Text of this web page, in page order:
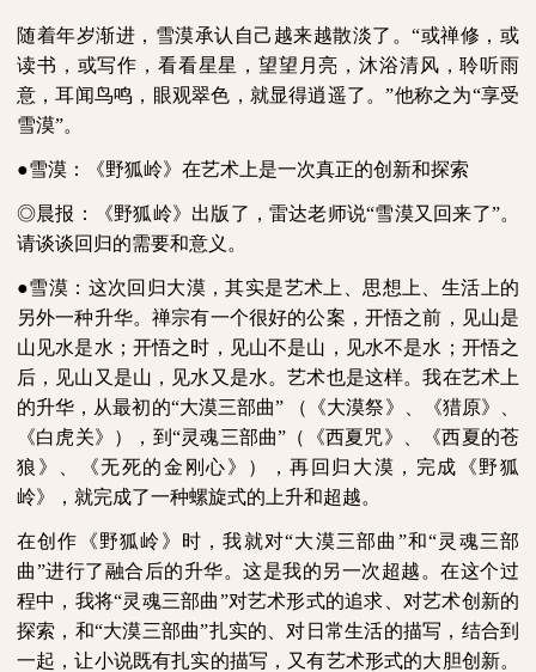
随着年岁渐进，雪漠承认自己越来越散淡了。“或禅修，或
读书，或写作，看看星星，望望月亮，沐浴清风，聆听雨
意，耳闻鸟鸣，眼观翠色，就显得逍遥了。”他称之为“享受
雪漠”。
●雪漠：《野狐岭》在艺术上是一次真正的创新和探索
◎晨报：《野狐岭》出版了，雷达老师说“雪漠又回来了”。
请谈谈回归的需要和意义。
●雪漠：这次回归大漠，其实是艺术上、思想上、生活上的
另外一种升华。禅宗有一个很好的公案，开悟之前，见山是
山见水是水；开悟之时，见山不是山，见水不是水；开悟之
后，见山又是山，见水又是水。艺术也是这样。我在艺术上
的升华，从最初的“大漠三部曲”
（《大漠祭》、《猎原》、
《白虎关》），到“灵魂三部曲”（《西夏咒》、《西夏的苍
狼》、《无死的金刚心》），再回归大漠，完成《野狐
岭》，就完成了一种螺旋式的上升和超越。
在创作《野狐岭》时，我就对“大漠三部曲”和“灵魂三部
曲”进行了融合后的升华。这是我的另一次超越。在这个过
程中，我将“灵魂三部曲”对艺术形式的追求、对艺术创新的
探索，和“大漠三部曲”扎实的、对日常生活的描写，结合到
一起，让小说既有扎实的描写，又有艺术形式的大胆创新。